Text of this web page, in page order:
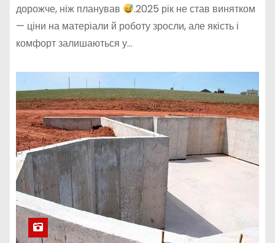
дорожче, ніж планував
.2025 рік не став винятком
— ціни на матеріали й роботу зросли, але якість і
комфорт залишаються у…